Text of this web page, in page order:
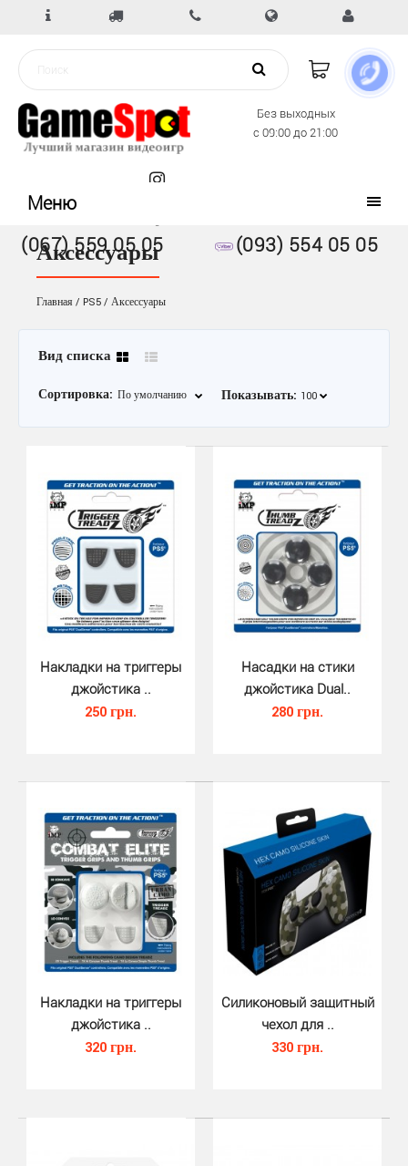
Без выходных
с 09:00 до 21:00
(067) 559 05 05 (093) 554 05 05
Меню
Аксессуары
Главная PS5 Аксессуары
Вид списка
Сортировка: Показывать:
250 грн.
Эти накладки накладываются на на 4 кнопки:
L1,R1,L2,R2. Использование накладок позволяет сделать
Накладки на триггеры
джойстика ..
250 грн.
Насадки на стики
джойстика Dual..
280 грн.
Накладки на триггеры
джойстика ..
320 грн.
Силиконовый защитный
чехол для ..
330 грн.